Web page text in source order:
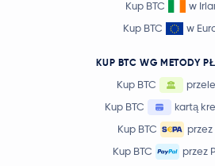
Kup BTC
w
Kup BTC
w
KUP BTC WG METODY
Kup BTC
Kup BTC
kartą
Kup BTC
przez
Kup BTC
przez